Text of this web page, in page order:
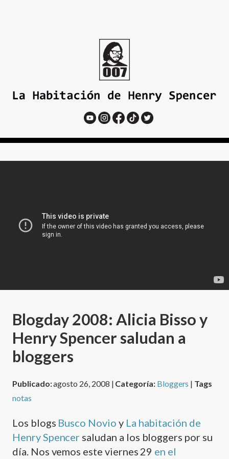
Blogday 2008: Alicia Bisso y
Henry Spencer saludan a
bloggers
Publicado:agosto 26, 2008 | Categoría: Bloggers | Tags
notas
Los blogs Busco Novio y La habitación de
Henry Spencer saludan a los bloggers por su
dí­a. Nos vemos este viernes 29 en el